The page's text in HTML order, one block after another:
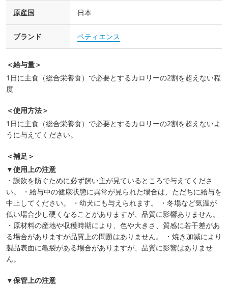
原産国 日本
ブランド ペティエンス
＜給与量＞
1日に主食（総合栄養食）で必要とするカロリーの2割を超えない程
度
＜使用方法＞
1日に主食（総合栄養食）で必要とするカロリーの2割を超えないよ
うに与えてください。
＜補足＞
▼使用上の注意
・誤飲を防ぐために必ず飼い主が見ているところで与えてくださ
い。 ・給与中の健康状態に異常が見られた場合は、ただちに給与を
中止してください。 ・幼犬にも与えられます。 ・冬場など気温が
低い場合少し硬くなることがありますが、品質に影響ありません。
・原材料の産地や収穫時期により、色や大きさ、質感に若干差があ
る場合がありますが品質上の問題はありません。 ・焼き加減により
製品表面に亀裂がある場合がありますが、品質に影響はありませ
ん。
▼保管上の注意